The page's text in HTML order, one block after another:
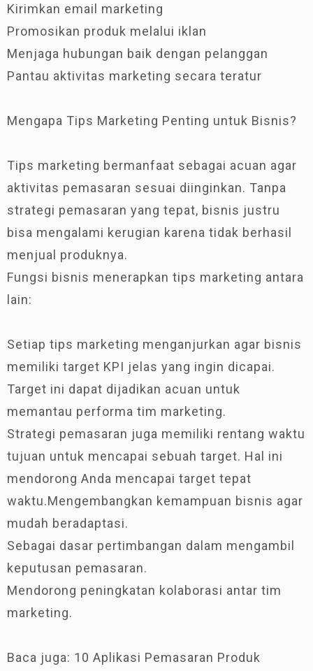
Kirimkan email marketing
Promosikan produk melalui iklan
Menjaga hubungan baik dengan pelanggan
Pantau aktivitas marketing secara teratur
Mengapa Tips Marketing Penting untuk Bisnis?
Tips marketing bermanfaat sebagai acuan agar
aktivitas pemasaran sesuai diinginkan. Tanpa
strategi pemasaran yang tepat, bisnis justru
bisa mengalami kerugian karena tidak berhasil
menjual produknya.
Fungsi bisnis menerapkan tips marketing antara
lain:
Setiap tips marketing menganjurkan agar bisnis
memiliki target KPI jelas yang ingin dicapai.
Target ini dapat dijadikan acuan untuk
memantau performa tim marketing.
Strategi pemasaran juga memiliki rentang waktu
tujuan untuk mencapai sebuah target. Hal ini
mendorong Anda mencapai target tepat
waktu.Mengembangkan kemampuan bisnis agar
mudah beradaptasi.
Sebagai dasar pertimbangan dalam mengambil
keputusan pemasaran.
Mendorong peningkatan kolaborasi antar tim
marketing.
Baca juga: 10 Aplikasi Pemasaran Produk